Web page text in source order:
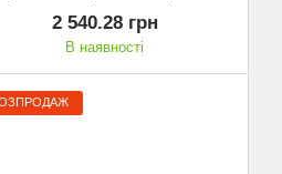
2 540.28 грн
В наявності